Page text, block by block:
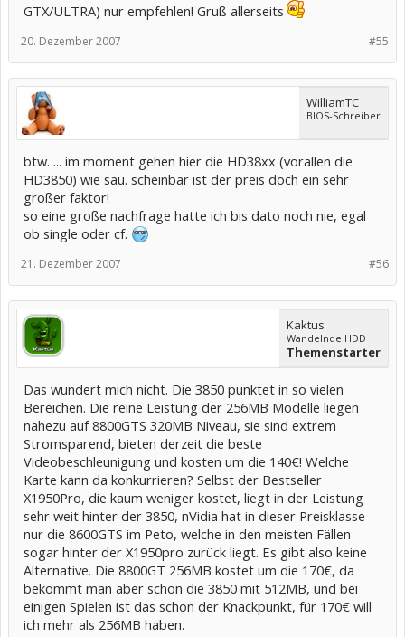
GTX/ULTRA) nur empfehlen! Gruß allerseits
#55
20. Dezember 2007
WilliamTC
BIOS-Schreiber
btw. ... im moment gehen hier die HD38xx (vorallen die
HD3850) wie sau. scheinbar ist der preis doch ein sehr
großer faktor!
so eine große nachfrage hatte ich bis dato noch nie, egal
ob single oder cf.
#56
21. Dezember 2007
Kaktus
Wandelnde HDD
Themenstarter
Das wundert mich nicht. Die 3850 punktet in so vielen
Bereichen. Die reine Leistung der 256MB Modelle liegen
nahezu auf 8800GTS 320MB Niveau, sie sind extrem
Stromsparend, bieten derzeit die beste
Videobeschleunigung und kosten um die 140€! Welche
Karte kann da konkurrieren? Selbst der Bestseller
X1950Pro, die kaum weniger kostet, liegt in der Leistung
sehr weit hinter der 3850, nVidia hat in dieser Preisklasse
nur die 8600GTS im Peto, welche in den meisten Fällen
sogar hinter der X1950pro zurück liegt. Es gibt also keine
Alternative. Die 8800GT 256MB kostet um die 170€, da
bekommt man aber schon die 3850 mit 512MB, und bei
einigen Spielen ist das schon der Knackpunkt, für 170€ will
ich mehr als 256MB haben.